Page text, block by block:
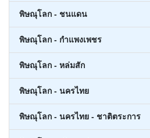
พิษณุโลก - ชนแดน
พิษณุโลก - กำแพงเพชร
พิษณุโลก - หล่มสัก
พิษณุโลก - นครไทย
พิษณุโลก - นครไทย - ชาติตระการ